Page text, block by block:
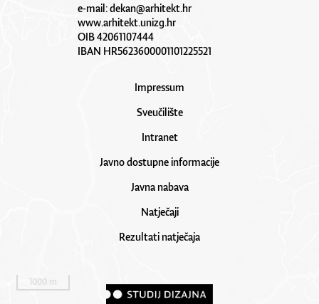
e-mail:dekan@arhitekt.hr
www.arhitekt.unizg.hr
OIB 42061107444
IBAN HR5623600001101225521
Impressum
Sveučilište
Intranet
Javno dostupne informacije
Javna nabava
Natječaji
Rezultati natječaja
1000 m